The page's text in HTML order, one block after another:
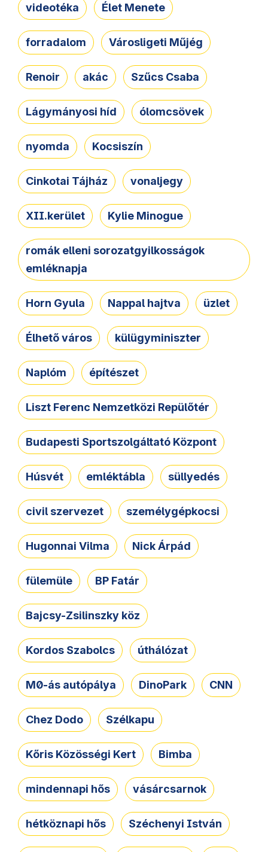
videotéka Élet Menete
forradalom Városligeti Műjég
Renoir akác Szűcs Csaba
Lágymányosi híd ólomcsövek
nyomda Kocsiszín
Cinkotai Tájház vonaljegy
XII.kerület Kylie Minogue
romák elleni sorozatgyilkosságok
emléknapja
Horn Gyula Nappal hajtva üzlet
Élhető város külügyminiszter
Naplóm építészet
Liszt Ferenc Nemzetközi Repülőtér
Budapesti Sportszolgáltató Központ
Húsvét emléktábla süllyedés
civil szervezet személygépkocsi
Hugonnai Vilma Nick Árpád
fülemüle BP Fatár
Bajcsy-Zsilinszky köz
Kordos Szabolcs úthálózat
M0-ás autópálya DinoPark CNN
Chez Dodo Szélkapu
Kőris Közösségi Kert Bimba
mindennapi hős vásárcsarnok
hétköznapi hős Széchenyi István